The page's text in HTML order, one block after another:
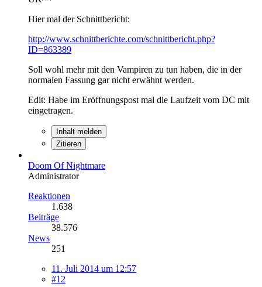
Hier mal der Schnittbericht:
http://www.schnittberichte.com/schnittbericht.php?
ID=863389
Soll wohl mehr mit den Vampiren zu tun haben, die in der
normalen Fassung gar nicht erwähnt werden.
Edit: Habe im Eröffnungspost mal die Laufzeit vom DC mit
eingetragen.
Inhalt melden
Zitieren
Doom Of Nightmare
Administrator
Reaktionen
1.638
Beiträge
38.576
News
251
11. Juli 2014 um 12:57
#12